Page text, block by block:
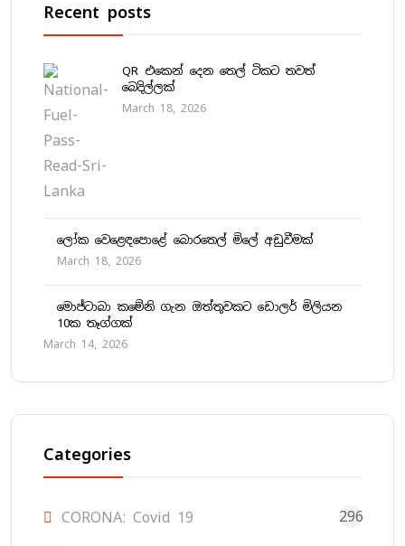
Recent posts
QR එකෙන් දෙන තෙල් ටිකට තවත්
බෙදිල්ලක්
March 18, 2026
ලෝක වෙළෙඳපොළේ බොරතෙල් මිලේ අඩුවීමක්
March 18, 2026
මොජ්ටාබා කමේනි ගැන ඔත්තුවකට ඩොලර් මිලියන
10ක තෑග්ගක්
March 14, 2026
Categories
CORONA: Covid 19 296